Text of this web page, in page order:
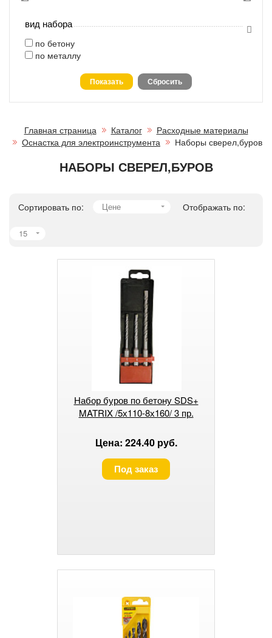
вид набора
по бетону
по металлу
Главная страница Каталог
Расходные материалы
Оснастка для электроинструмента
Наборы сверел,буров
НАБОРЫ СВЕРЕЛ,БУРОВ
Сортировать по: Цене Отображать по:
15
Набор буров по бетону SDS+
MATRIX /5х110-8х160/ 3 пр.
Цена: 224.40 руб.
Под заказ